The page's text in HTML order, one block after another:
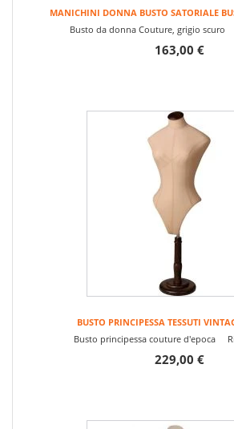
MANICHINI DONNA BUSTO SATORIALE
Busto da donna Couture, grigio
163,00 €
BUSTO PRINCIPESSA TESSUTI
Busto principessa couture d'epoca
229,00 €